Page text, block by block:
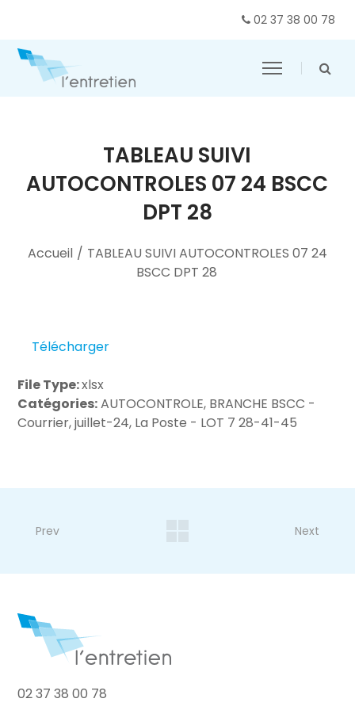
02 37 38 00 78
TABLEAU SUIVI
AUTOCONTROLES 07 24 BSCC
DPT 28
Accueil / TABLEAU SUIVI AUTOCONTROLES 07 24
BSCC DPT 28
Télécharger
File Type:xlsx
Catégories:AUTOCONTROLE, BRANCHE BSCC -
Courrier, juillet-24, La Poste - LOT 7 28-41-45
Prev Next
02 37 38 00 78